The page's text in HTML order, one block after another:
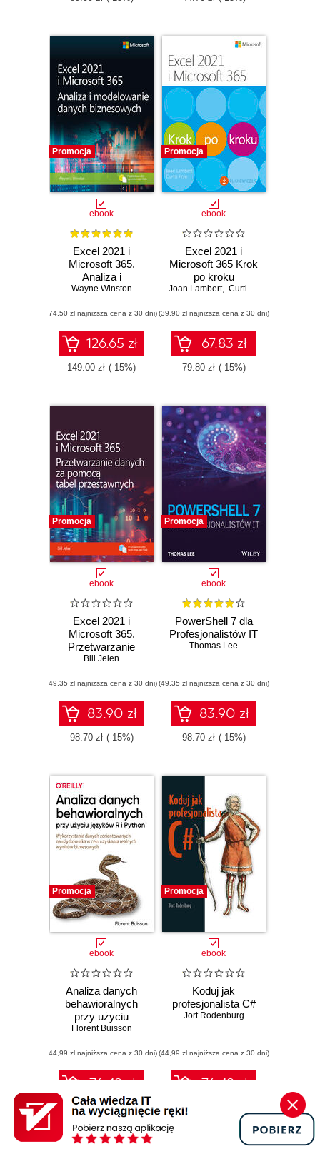
Promocja
ebook
Excel 2021 i
Microsoft 365.
Analiza i
modelowanie
biznesowych
Wayne Winston
(74,50 zł najniższa cena z 30 dni)
126.65 zł
149.00 zł (-15%)
Promocja
ebook
Excel 2021 i
Microsoft 365 Krok
po kroku
Joan Lambert, Curtis Frye
(39,90 zł najniższa cena z 30 dni)
67.83 zł
79.80 zł (-15%)
Promocja
ebook
Excel 2021 i
Microsoft 365.
Przetwarzanie
danych za pomocą
przestawnych
Bill Jelen
(49,35 zł najniższa cena z 30 dni)
83.90 zł
98.70 zł (-15%)
Promocja
ebook
PowerShell 7 dla
Profesjonalistów IT
Thomas Lee
(49,35 zł najniższa cena z 30 dni)
83.90 zł
98.70 zł (-15%)
Promocja
ebook
Analiza danych
behawioralnych
przy użyciu
języków R i Python
Florent Buisson
(44,99 zł najniższa cena z 30 dni)
76.49 zł
89.99 zł (-15%)
Promocja
ebook
Koduj jak
profesjonalista C#
Jort Rodenburg
(44,99 zł najniższa cena z 30 dni)
76.49 zł
89.99 zł